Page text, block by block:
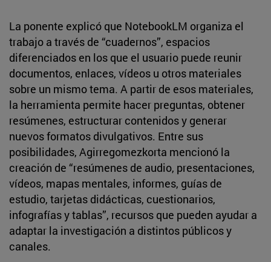
La ponente explicó que NotebookLM organiza el
trabajo a través de “cuadernos”, espacios
diferenciados en los que el usuario puede reunir
documentos, enlaces, vídeos u otros materiales
sobre un mismo tema. A partir de esos materiales,
la herramienta permite hacer preguntas, obtener
resúmenes, estructurar contenidos y generar
nuevos formatos divulgativos. Entre sus
posibilidades, Agirregomezkorta mencionó la
creación de “resúmenes de audio, presentaciones,
vídeos, mapas mentales, informes, guías de
estudio, tarjetas didácticas, cuestionarios,
infografías y tablas”, recursos que pueden ayudar a
adaptar la investigación a distintos públicos y
canales.